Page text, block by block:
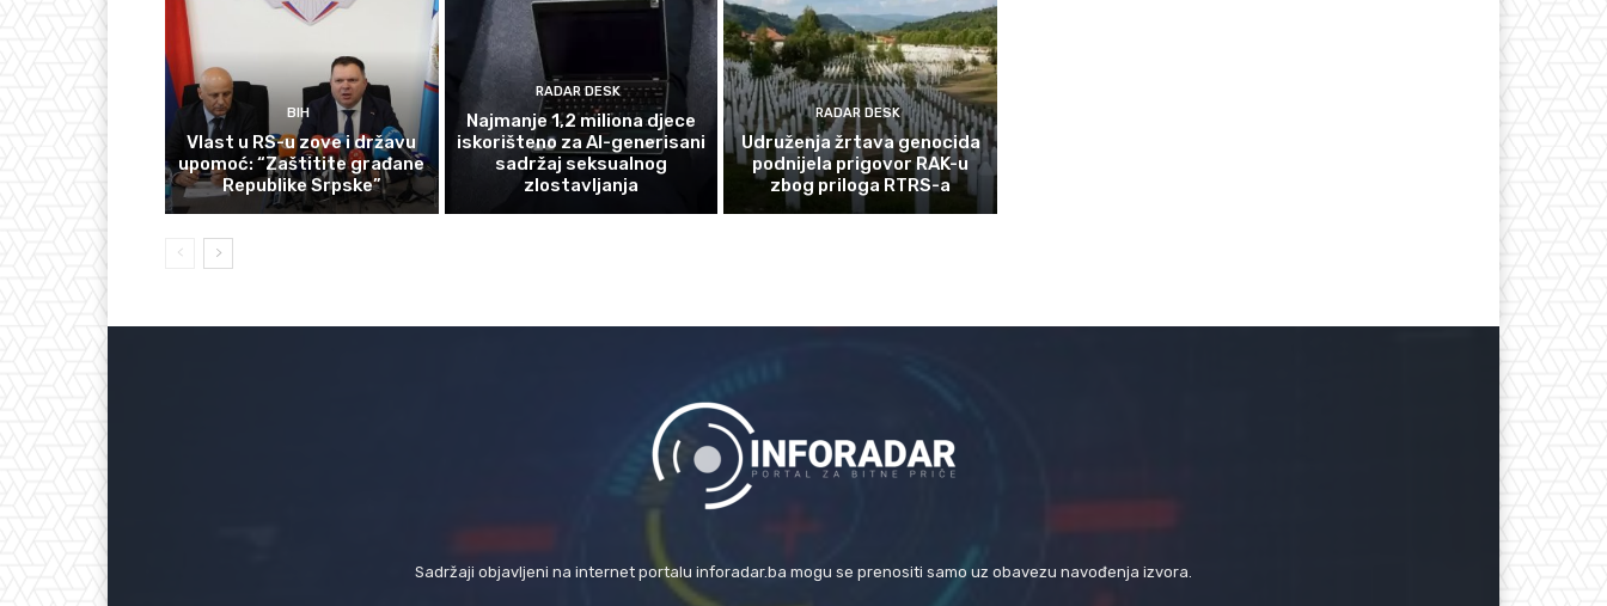
BIH
Vlast u RS-u zove i državu
upomoć: “Zaštitite građane
Republike Srpske”
RADAR DESK
Najmanje 1,2 miliona djece
iskorišteno za AI-generisani
sadržaj seksualnog
zlostavljanja
RADAR DESK
Udruženja žrtava genocida
podnijela prigovor RAK-u
zbog priloga RTRS-a
Sadržaji objavljeni na internet portalu inforadar.ba mogu se prenositi samo uz obavezu navođenja izvora.